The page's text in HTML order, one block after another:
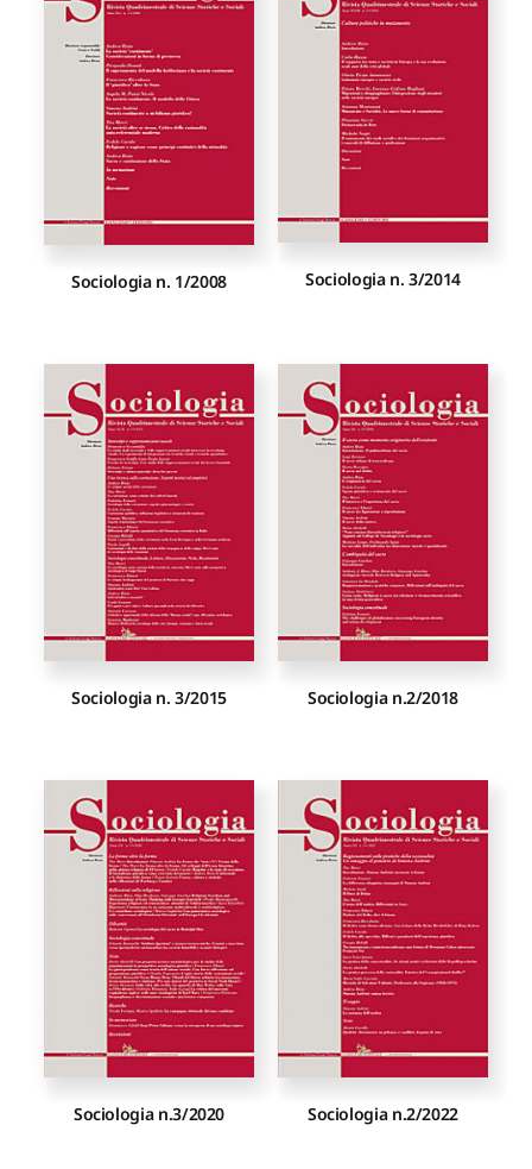
Proposte di pubblicazione
Gangemi Editore
Newsletter
Sociologia n. 1/2008 Sociologia n. 3/2014
Sociologia n. 3/2015 Sociologia n.2/2018
Sociologia n.3/2020 Sociologia n.2/2022